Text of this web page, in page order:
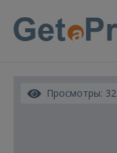
Просмотры: 32